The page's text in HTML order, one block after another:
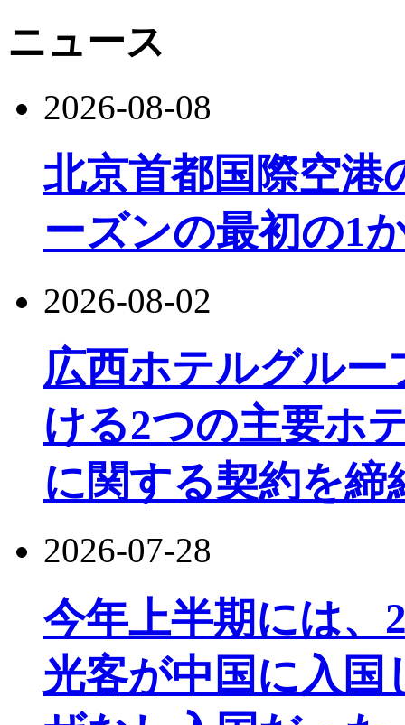
ニュース
2026-08-08
北京首都国際空港
ーズンの最初の1
2026-08-02
広西ホテルグル
ける2つの主要ホ
に関する契約を締
2026-07-28
今年上半期には、
光客が中国に入国